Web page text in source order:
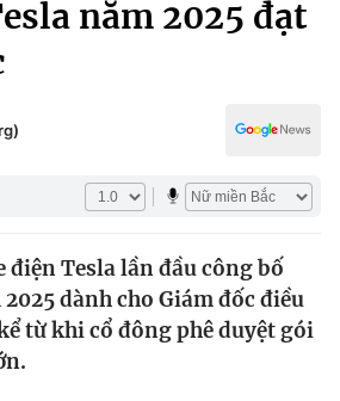
năm 2025 đạt
điện Tesla lần đầu công bố
dành cho Giám đốc điều
từ khi cổ đông phê duyệt gói